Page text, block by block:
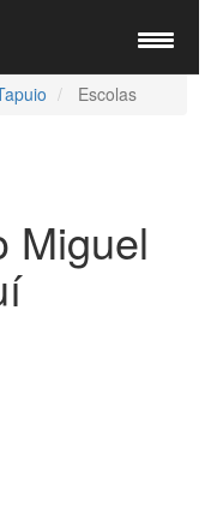
Escolas
Miguel